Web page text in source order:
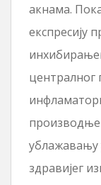
акнама.
експресију
централног
ублажавању
здравијег